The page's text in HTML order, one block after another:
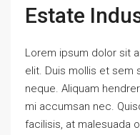
Estate
Lorem ipsum dolor sit
elit. Duis mollis et sem
neque. Aliquam
mi accumsan nec.
facilisis, at malesuada